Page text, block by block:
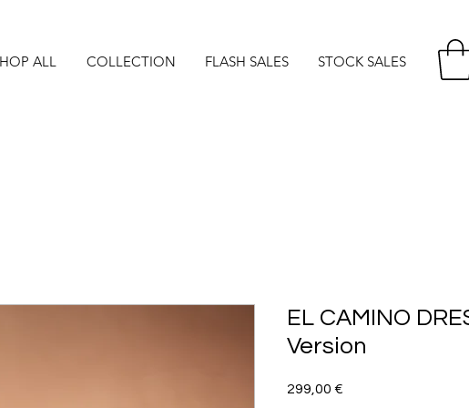
ALL COLLECTION FLASH SALES STOCK SALES
EL CAMINO
Version
299,00 €